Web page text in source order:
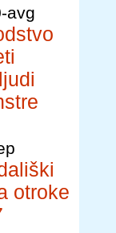
avg
otroke